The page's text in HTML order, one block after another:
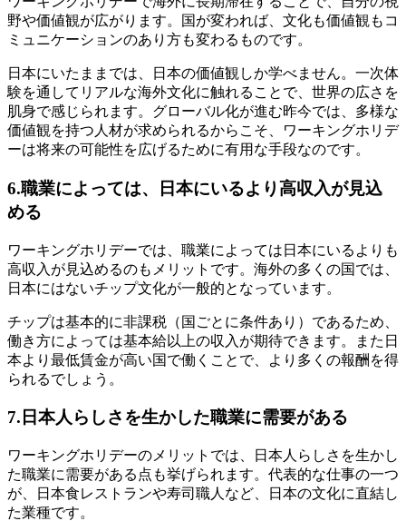
野や価値観が広がります。国が変われば、文化も価値観もコ
ミュニケーションのあり方も変わるものです。
日本にいたままでは、日本の価値観しか学べません。一次体
験を通してリアルな海外文化に触れることで、世界の広さを
肌身で感じられます。グローバル化が進む昨今では、多様な
価値観を持つ人材が求められるからこそ、ワーキングホリデ
ーは将来の可能性を広げるために有用な手段なのです。
6.職業によっては、日本にいるより高収入が見込
める
ワーキングホリデーでは、職業によっては日本にいるよりも
高収入が見込めるのもメリットです。海外の多くの国では、
日本にはないチップ文化が一般的となっています。
チップは基本的に非課税（国ごとに条件あり）であるため、
働き方によっては基本給以上の収入が期待できます。また日
本より最低賃金が高い国で働くことで、より多くの報酬を得
られるでしょう。
7.日本人らしさを生かした職業に需要がある
ワーキングホリデーのメリットでは、日本人らしさを生かし
た職業に需要がある点も挙げられます。代表的な仕事の一つ
が、日本食レストランや寿司職人など、日本の文化に直結し
た業種です。